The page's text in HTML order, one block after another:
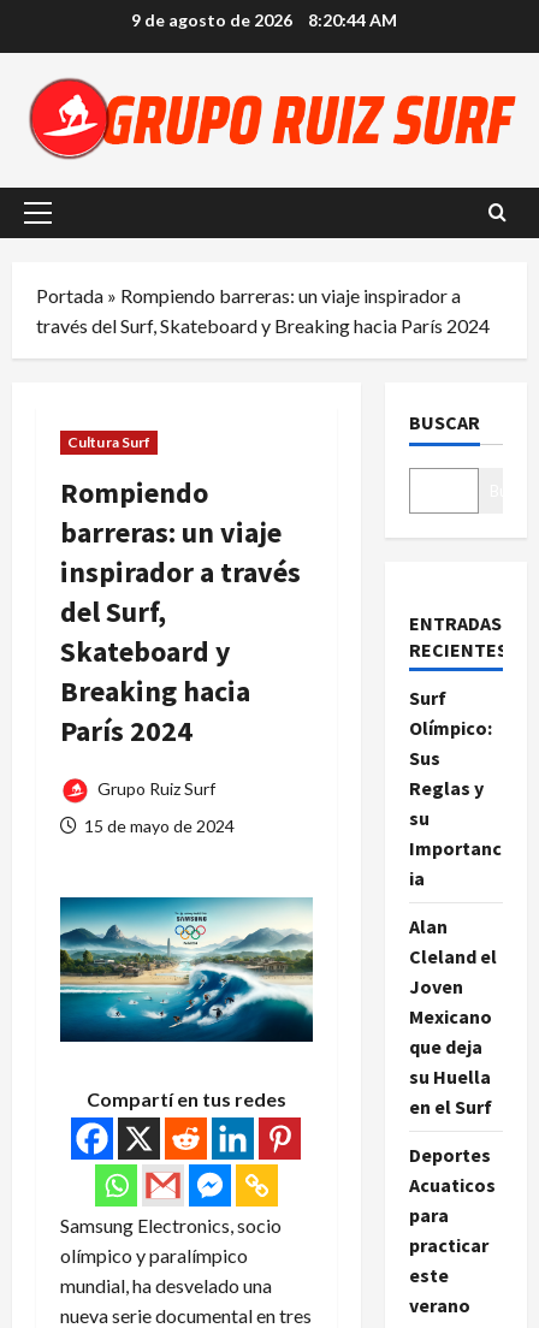
contenido
9 de agosto de 2026 8:20:45 AM
Menú
Portada » Rompiendo barreras: un viaje inspirador a
través del Surf, Skateboard y Breaking hacia París 2024
Cultura Surf
Rompiendo
barreras: un viaje
inspirador a través
del Surf,
Skateboard y
Breaking hacia
París 2024
Grupo Ruiz Surf
15 de mayo de 2024
Compartí en tus redes
Samsung Electronics, socio
olímpico y paralímpico
mundial, ha desvelado una
nueva serie documental en tres
BUSCAR
ENTRADAS
RECIENTES
Surf
Olímpico:
Sus
Reglas y
su
Importanc
ia
Alan
Cleland el
Joven
Mexicano
que deja
su Huella
en el Surf
Deportes
Acuaticos
para
practicar
este
verano